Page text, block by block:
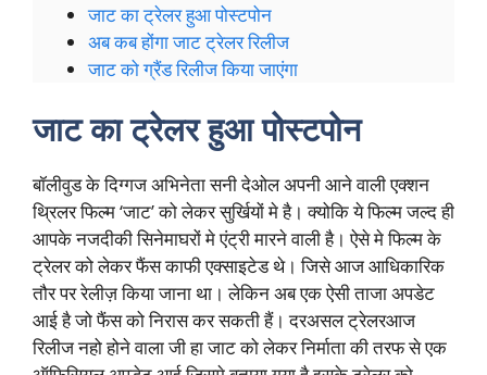
जाट का ट्रेलर हुआ पोस्टपोन
अब कब होंगा जाट ट्रेलर रिलीज
जाट को ग्रैंड रिलीज किया जाएंगा
जाट का ट्रेलर हुआ पोस्टपोन
बॉलीवुड के दिग्गज अभिनेता सनी देओल अपनी आने वाली एक्शन
थ्रिलर फिल्म ‘जाट’ को लेकर सुर्खियों मे है। क्योकि ये फिल्म जल्द ही
आपके नजदीकी सिनेमाघरों मे एंट्री मारने वाली है। ऐसे मे फिल्म के
ट्रेलर को लेकर फैंस काफी एक्साइटेड थे। जिसे आज आधिकारिक
तौर पर रेलीज़ किया जाना था। लेकिन अब एक ऐसी ताजा अपडेट
आई है जो फैंस को निरास कर सकती हैं। दरअसल ट्रेलरआज
रिलीज नहो होने वाला जी हा जाट को लेकर निर्माता की तरफ से एक